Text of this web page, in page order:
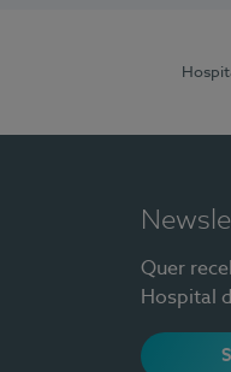
Quer
Hospital